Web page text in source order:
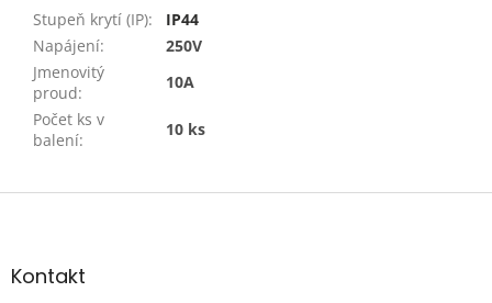
Stupeň krytí (IP):
IP44
Napájení:
250V
Jmenovitý
proud:
10A
Počet ks v
balení:
10 ks
Z
aKontakt